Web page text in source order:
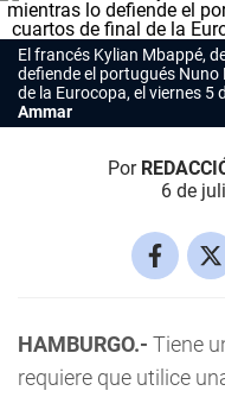
El francés Kylian Mbappé,
defiende el portugués Nuno
de la Eurocopa, el viernes 5
Ammar
Por
6 de
HAMBURGO.- Tiene
requiere que utilice